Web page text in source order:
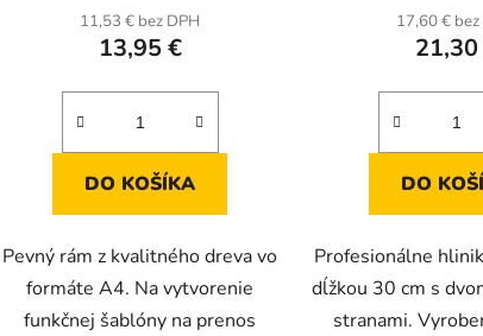
produktu
je
z
hviezdičiek.
11,53 € bez DPH
13,95 €
DO KOŠÍKA
Pevný rám z kvalitného dreva vo
formáte A4. Na vytvorenie
funkčnej šablóny na prenos
17,60 € bez
DO
Profesionálne
dĺžkou 30 cm s
stranami.